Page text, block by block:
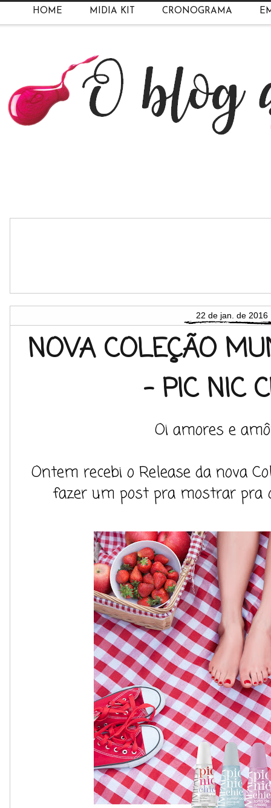
HOME MIDIA KIT CRONOGRAMA
22 de jan. de 2016
NOVA COLEÇÃO
- PIC NIC
Oi amores e
Ontem recebi o Release da nova
fazer um post pra mostrar pra